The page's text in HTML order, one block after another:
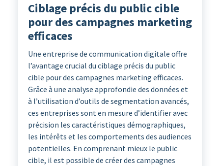
Ciblage précis du public cible
pour des campagnes marketing
efficaces
Une entreprise de communication digitale offre
l’avantage crucial du ciblage précis du public
cible pour des campagnes marketing efficaces.
Grâce à une analyse approfondie des données et
à l’utilisation d’outils de segmentation avancés,
ces entreprises sont en mesure d’identifier avec
précision les caractéristiques démographiques,
les intérêts et les comportements des audiences
potentielles. En comprenant mieux le public
cible, il est possible de créer des campagnes